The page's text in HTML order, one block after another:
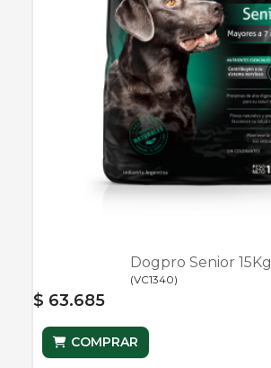
Dogpro Senior 15Kg
(VC1340)
$ 63.685
COMPRAR